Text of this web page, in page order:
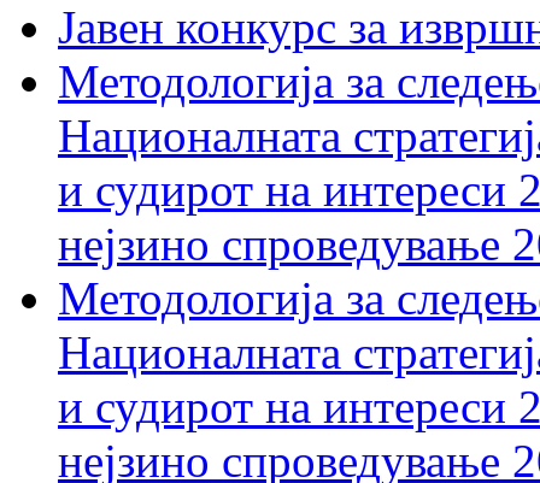
Јавен конкурс за
Методологија за
Националната
и судирот на интереси
нејзино спроведување
Методологија за
Националната
и судирот на интереси
нејзино спроведување